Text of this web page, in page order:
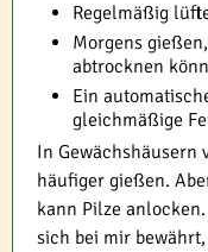
Regelmäßig
Morgens
abtrocknen
Ein
gleichmäßige
In Gewächshäusern
häufiger gießen.
kann Pilze
sich bei mir